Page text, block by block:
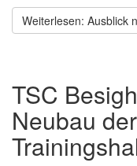
Weiterlesen: Ausblick
TSC
Neubau